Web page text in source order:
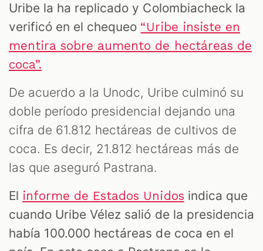
Uribe la ha replicado y Colombiacheck la
verificó en el chequeo “Uribe insiste en
mentira sobre aumento de hectáreas de
coca”.
De acuerdo a la Unodc, Uribe culminó su
doble período presidencial dejando una
cifra de 61.812 hectáreas de cultivos de
coca. Es decir, 21.812 hectáreas más de
las que aseguró Pastrana.
El informe de Estados Unidos indica que
cuando Uribe Vélez salió de la presidencia
había 100.000 hectáreas de coca en el